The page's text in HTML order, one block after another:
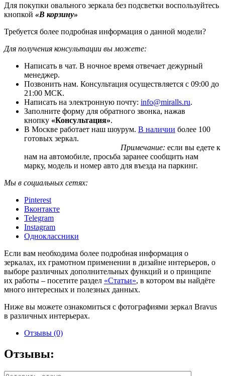
Для покупки овального зеркала без подсветки воспользуйтесь
кнопкой «В корзину»
Требуется более подробная информация о данной модели?
Для получения консультации вы можете:
Написать в чат. В ночное время отвечает дежурный
менеджер.
Позвонить нам. Консультация осуществляется с 09:00 до
21:00 МСК.
Написать на электронную почту: info@miralls.ru.
Заполните форму для обратного звонка, нажав
кнопку «Консультация».
В Москве работает наш шоурум. В наличии более 100
готовых зеркал.
Примечание: если вы едете к
нам на автомобиле, просьба заранее сообщить нам
марку, модель и номер авто для въезда на паркинг.
Мы в социальных сетях:
Pinterest
Вконтакте
Telegram
Instagram
Одноклассники
Если вам необходима более подробная информация о
зеркалах, их грамотном применении в дизайне интерьеров, о
выборе различных дополнительных функций и о принципе
их работы – посетите раздел «Статьи», в котором вы найдёте
много интересных и полезных данных.
Ниже вы можете ознакомиться с фотографиями зеркал Bravus
в различных интерьерах.
Отзывы (0)
Отзывы: